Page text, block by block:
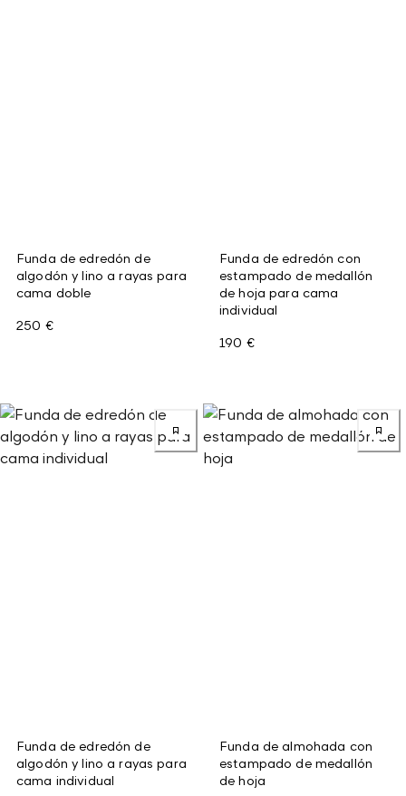
Funda de edredón de
algodón y lino a rayas para
cama doble
250 €
Funda de edredón con
estampado de medallón
de hoja para cama
individual
190 €
Funda de edredón de
algodón y lino a rayas para
cama individual
Funda de almohada con
estampado de medallón
de hoja